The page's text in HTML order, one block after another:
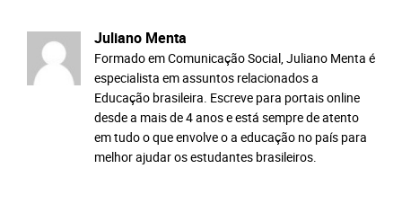
Juliano Menta
Formado em Comunicação Social, Juliano Menta é
especialista em assuntos relacionados a
Educação brasileira. Escreve para portais online
desde a mais de 4 anos e está sempre de atento
em tudo o que envolve o a educação no país para
melhor ajudar os estudantes brasileiros.